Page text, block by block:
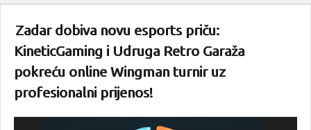
Zadar dobiva novu esports priču:
KineticGaming i Udruga Retro Garaža
pokreću online Wingman turnir uz
profesionalni prijenos!